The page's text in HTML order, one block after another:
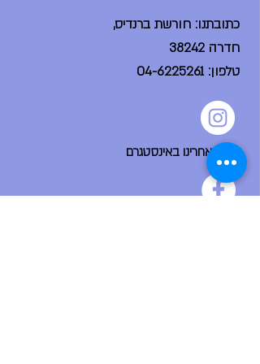
כתובתנו: חורשת ברנדיס,
חדרה 38242
טלפון:04-6225261
עקבו אחרינו באינסטגרם